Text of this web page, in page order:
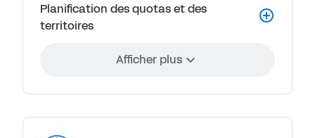
Planification des quotas et des
territoires
Afficher plus